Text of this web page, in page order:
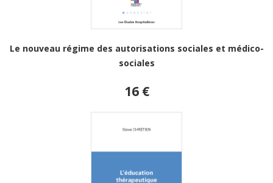
Le nouveau régime des autorisations sociales et médico-
sociales
16 €